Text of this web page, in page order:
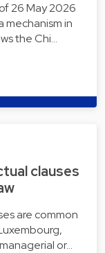
26 May 2026
mechanism in
the Chi…
clauses
are common
or…